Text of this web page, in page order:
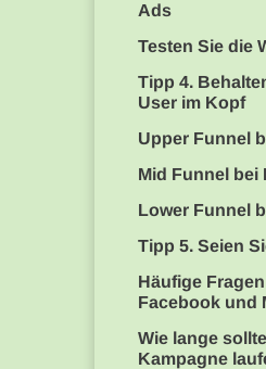
Ads
Testen Sie die
Tipp 4.
User im Kopf
Upper Funnel
Mid Funnel bei
Lower Funnel
Tipp 5. Seien
Häufige
Facebook und
Wie lange
Kampagne